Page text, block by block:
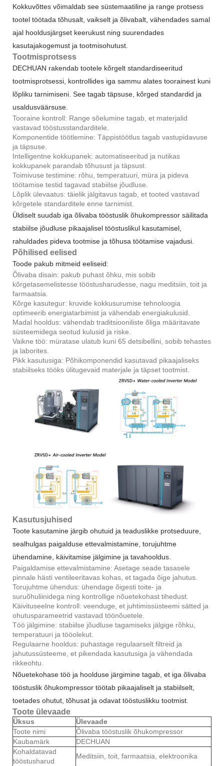
Kokkuvõttes võimaldab see süstemaatiline ja range protsess
tootel töötada tõhusalt, vaikselt ja õlivabalt, vähendades samal
ajal hooldusjärgset keerukust ning suurendades
kasutajakogemust ja tootmisohutust.
Tootmisprotsess
DECHUAN rakendab tootele kõrgelt standardiseeritud
tootmisprotsessi, kontrollides iga sammu alates toorainest kuni
lõpliku tarnimiseni. See tagab täpsuse, kõrged standardid ja
usaldusväärsuse.
Tooraine kontroll: Range sõelumine tagab, et materjalid
vastavad tööstusstandarditele.
Komponentide töötlemine: Täppistöötlus tagab vastupidavuse
ja täpsuse.
Intelligentne kokkupanek: automatiseeritud ja nutikas
kokkupanek parandab tõhusust ja täpsust.
Toimivuse testimine: rõhu, temperatuuri, müra ja pideva
töötamise testid tagavad stabiilse jõudluse.
Lõplik ülevaatus: täielik jälgitavus tagab, et tooted vastavad
kõrgetele standarditele enne tarnimist.
Üldiselt suudab iga õlivaba tööstuslik õhukompressor säilitada
stabiilse jõudluse pikaajalisel tööstuslikul kasutamisel,
rahuldades pideva tootmise ja tõhusa töötamise vajadusi.
Põhilised eelised
Toode pakub mitmeid eeliseid:
Õlivaba disain: pakub puhast õhku, mis sobib
kõrgetasemelistesse tööstusharudesse, nagu meditsiin, toit ja
farmaatsia.
Kõrge kasutegur: kruvide kokkusurumise tehnoloogia
optimeerib energiatarbimist ja vähendab energiakulusid.
Madal hooldus: vähendab traditsiooniliste õliga määritavate
süsteemidega seotud kulusid ja riske.
Vaikne töö: müratase ulatub kuni 65 detsibellini, sobib tehastes
ja laborites.
Pikk kasutusiga: Põhikomponendid kasutavad pikaajaliseks
stabiilseks tööks ülitugevaid materjale ja täpset tootmist.
Kasutusjuhised
Toote kasutamine järgib ohutuid ja teaduslikke protseduure,
sealhulgas paigalduse ettevalmistamine, torujuhtme
ühendamine, käivitamise jälgimine ja tavahooldus.
Paigaldamise ettevalmistamine: Asetage seade tasasele
pinnale hästi ventileeritavas kohas, et tagada õige jahutus.
Torujuhtme ühendus: ühendage õigesti toite- ja
suruõhuliinidega ning kontrollige nõuetekohast tihedust.
Käivituseelne kontroll: veenduge, et juhtimissüsteemi sätted ja
ohutusparameetrid vastavad töönõuetele.
Töö jälgimine: stabiilse jõudluse tagamiseks jälgige rõhku,
temperatuuri ja tööolekut.
Regulaarne hooldus: puhastage regulaarselt filtreid ja
jahutussüsteeme, et pikendada kasutusiga ja vähendada
rikkeohtu.
Nõuetekohase töö ja hoolduse järgimine tagab, et iga õlivaba
tööstuslik õhukompressor töötab pikaajaliselt ja stabiilselt,
toetades ohutut, tõhusat ja odavat tööstuslikku tootmist.
Toote ülevaade
Üksus
Ülevaade
Toote nimi
Õlivaba tööstuslik õhukompressor
Kaubamärk
DECHUAN
Kohaldatavad
tööstusharud
Meditsiin, toit, farmaatsia, elektroonika